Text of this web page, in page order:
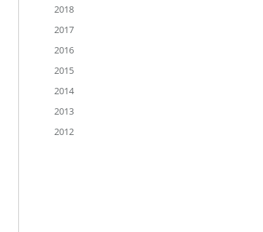
2018
2017
2016
2015
2014
2013
2012